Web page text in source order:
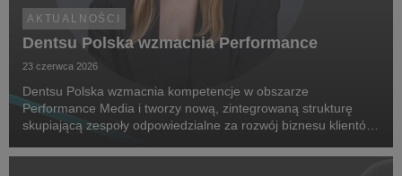
AKTUALNOŚCI
Dentsu Polska wzmacnia Performance
23 czerwca 2026
Dentsu Polska wzmacnia kompetencje w obszarze
Performance Media i tworzy nową, zintegrowaną strukturę
skupiającą zespoły odpowiedzialne za rozwój biznesu klientów
Na czele nowego obszaru stanęła Marta Bińczyk jako H...